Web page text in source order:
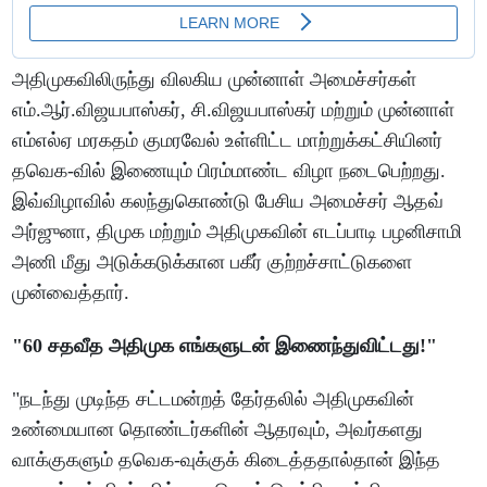
அதிமுகவிலிருந்து விலகிய முன்னாள் அமைச்சர்கள்
எம்.ஆர்.விஜயபாஸ்கர், சி.விஜயபாஸ்கர் மற்றும் முன்னாள்
எம்எல்ஏ மரகதம் குமரவேல் உள்ளிட்ட மாற்றுக்கட்சியினர்
தவெக-வில் இணையும் பிரம்மாண்ட விழா நடைபெற்றது.
இவ்விழாவில் கலந்துகொண்டு பேசிய அமைச்சர் ஆதவ்
அர்ஜுனா, திமுக மற்றும் அதிமுகவின் எடப்பாடி பழனிசாமி
அணி மீது அடுக்கடுக்கான பகீர் குற்றச்சாட்டுகளை
முன்வைத்தார்.
"60 சதவீத அதிமுக எங்களுடன் இணைந்துவிட்டது!"
"நடந்து முடிந்த சட்டமன்றத் தேர்தலில் அதிமுகவின்
உண்மையான தொண்டர்களின் ஆதரவும், அவர்களது
வாக்குகளும் தவெக-வுக்குக் கிடைத்ததால்தான் இந்த